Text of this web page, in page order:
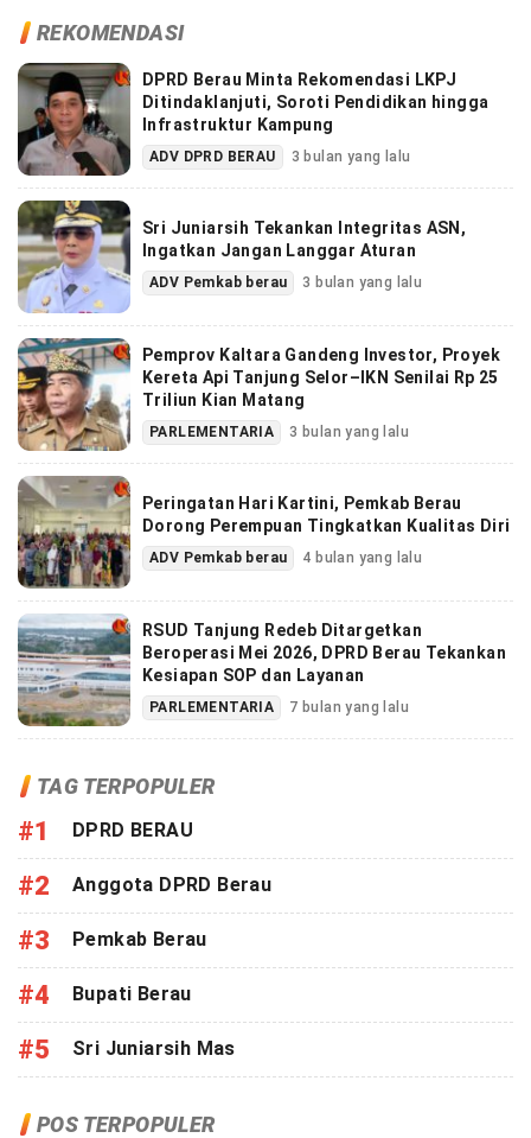
REKOMENDASI
DPRD Berau Minta Rekomendasi LKPJ
Ditindaklanjuti, Soroti Pendidikan hingga
Infrastruktur Kampung
ADV DPRD BERAU 3 bulan yang lalu
Sri Juniarsih Tekankan Integritas ASN,
Ingatkan Jangan Langgar Aturan
ADV Pemkab berau 3 bulan yang lalu
Pemprov Kaltara Gandeng Investor, Proyek
Kereta Api Tanjung Selor–IKN Senilai Rp 25
Triliun Kian Matang
PARLEMENTARIA 3 bulan yang lalu
Peringatan Hari Kartini, Pemkab Berau
Dorong Perempuan Tingkatkan Kualitas Diri
ADV Pemkab berau 4 bulan yang lalu
RSUD Tanjung Redeb Ditargetkan
Beroperasi Mei 2026, DPRD Berau Tekankan
Kesiapan SOP dan Layanan
PARLEMENTARIA 7 bulan yang lalu
TAG TERPOPULER
#1 DPRD BERAU
#2 Anggota DPRD Berau
#3 Pemkab Berau
#4 Bupati Berau
#5 Sri Juniarsih Mas
POS TERPOPULER